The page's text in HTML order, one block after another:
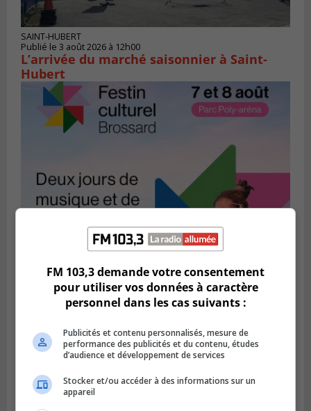
SAINT-HUBERT
Publié le 3 août 2026 à 12h00
L’arrivée du marché saisonnier à Saint-
Hubert
Publié le 2 août 2026 à 12h12
Le Festin culturel rassemblera les familles
à Brossard
FM 103,3 demande votre consentement
pour utiliser vos données à caractère
personnel dans les cas suivants :
Publicités et contenu personnalisés, mesure de
performance des publicités et du contenu, études
d’audience et développement de services
Stocker et/ou accéder à des informations sur un
appareil